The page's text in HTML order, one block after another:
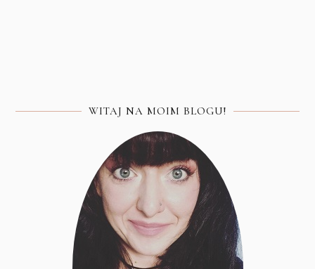
WITAJ NA MOIM BLOGU!